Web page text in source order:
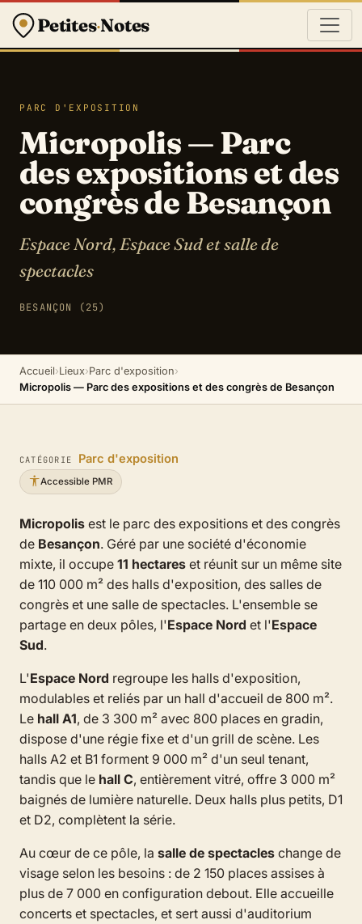
Petites·Notes
PARC D'EXPOSITION
Micropolis — Parc
des expositions et des
congrès de Besançon
Espace Nord, Espace Sud et salle de
spectacles
BESANÇON (25)
Accueil›Lieux›Parc d'exposition›
Micropolis — Parc des expositions et des congrès de Besançon
CATÉGORIE Parc d'exposition
Accessible PMR
Micropolis est le parc des expositions et des congrès
de Besançon. Géré par une société d'économie
mixte, il occupe 11 hectares et réunit sur un même site
de 110 000 m² des halls d'exposition, des salles de
congrès et une salle de spectacles. L'ensemble se
partage en deux pôles, l'Espace Nord et l'Espace
Sud.
L'Espace Nord regroupe les halls d'exposition,
modulables et reliés par un hall d'accueil de 800 m².
Le hall A1, de 3 300 m² avec 800 places en gradin,
dispose d'une régie fixe et d'un grill de scène. Les
halls A2 et B1 forment 9 000 m² d'un seul tenant,
tandis que le hall C, entièrement vitré, offre 3 000 m²
baignés de lumière naturelle. Deux halls plus petits, D1
et D2, complètent la série.
Au cœur de ce pôle, la salle de spectacles change de
visage selon les besoins : de 2 150 places assises à
plus de 7 000 en configuration debout. Elle accueille
concerts et spectacles, et sert aussi d'auditorium